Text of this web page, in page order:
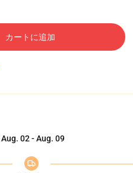
カートに追加
Aug. 02 - Aug. 09